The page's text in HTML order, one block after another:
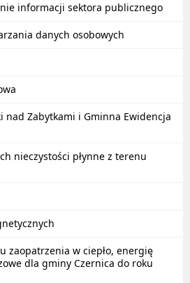
informacji sektora publicznego
danych osobowych
nad Zabytkami i Gminna Ewidencja
nieczystości płynne z terenu
zaopatrzenia w ciepło, energię
dla gminy Czernica do roku